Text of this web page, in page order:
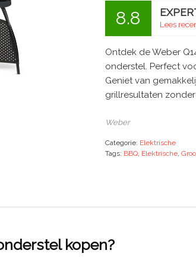
8.8 Lees
Ontdek de Weber
onderstel. Perfect
Geniet van
grillresultaten
Weber
Categorie: Elektrische
Tags: BBQ, Elektrische,
kopen?